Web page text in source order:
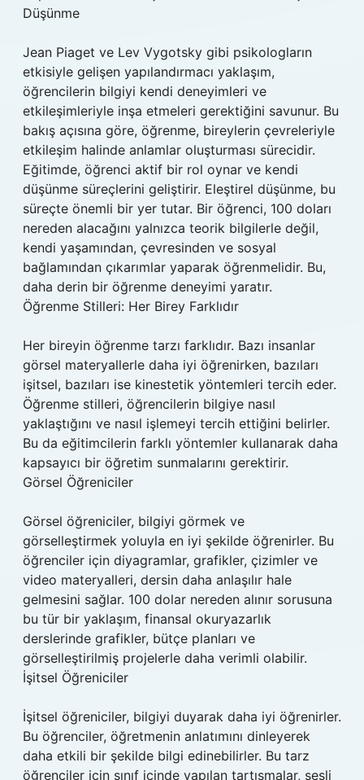
Düşünme
Jean Piaget ve Lev Vygotsky gibi psikologların
etkisiyle gelişen yapılandırmacı yaklaşım,
öğrencilerin bilgiyi kendi deneyimleri ve
etkileşimleriyle inşa etmeleri gerektiğini savunur. Bu
bakış açısına göre, öğrenme, bireylerin çevreleriyle
etkileşim halinde anlamlar oluşturması sürecidir.
Eğitimde, öğrenci aktif bir rol oynar ve kendi
düşünme süreçlerini geliştirir. Eleştirel düşünme, bu
süreçte önemli bir yer tutar. Bir öğrenci, 100 doları
nereden alacağını yalnızca teorik bilgilerle değil,
kendi yaşamından, çevresinden ve sosyal
bağlamından çıkarımlar yaparak öğrenmelidir. Bu,
daha derin bir öğrenme deneyimi yaratır.
Öğrenme Stilleri: Her Birey Farklıdır
Her bireyin öğrenme tarzı farklıdır. Bazı insanlar
görsel materyallerle daha iyi öğrenirken, bazıları
işitsel, bazıları ise kinestetik yöntemleri tercih eder.
Öğrenme stilleri, öğrencilerin bilgiye nasıl
yaklaştığını ve nasıl işlemeyi tercih ettiğini belirler.
Bu da eğitimcilerin farklı yöntemler kullanarak daha
kapsayıcı bir öğretim sunmalarını gerektirir.
Görsel Öğreniciler
Görsel öğreniciler, bilgiyi görmek ve
görselleştirmek yoluyla en iyi şekilde öğrenirler. Bu
öğrenciler için diyagramlar, grafikler, çizimler ve
video materyalleri, dersin daha anlaşılır hale
gelmesini sağlar. 100 dolar nereden alınır sorusuna
bu tür bir yaklaşım, finansal okuryazarlık
derslerinde grafikler, bütçe planları ve
görselleştirilmiş projelerle daha verimli olabilir.
İşitsel Öğreniciler
İşitsel öğreniciler, bilgiyi duyarak daha iyi öğrenirler.
Bu öğrenciler, öğretmenin anlatımını dinleyerek
daha etkili bir şekilde bilgi edinebilirler. Bu tarz
öğrenciler için sınıf içinde yapılan tartışmalar, sesli